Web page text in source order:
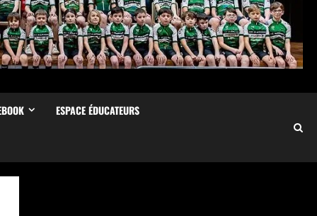
ESPACE ÉDUCATEURS